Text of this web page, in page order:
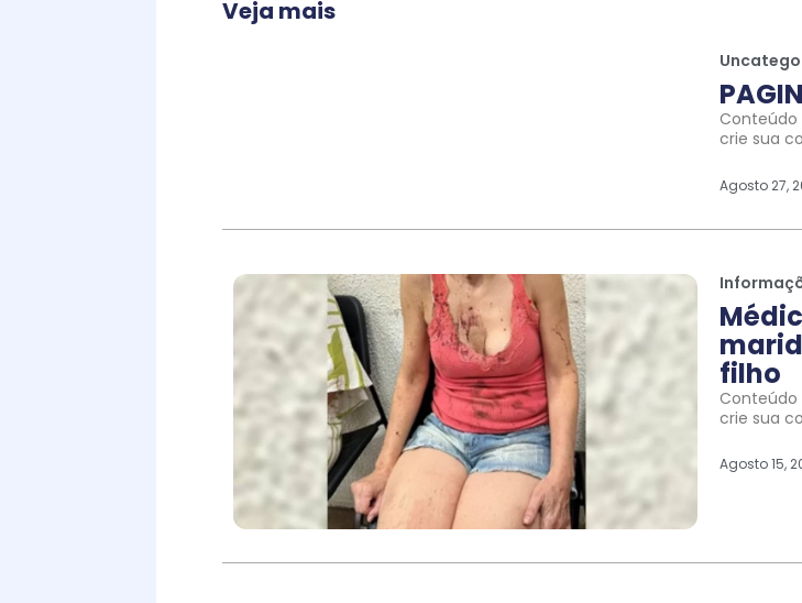
Veja mais
Conteúdo
crie sua
Agosto 27,
filho
Conteúdo
crie sua
Agosto 15,